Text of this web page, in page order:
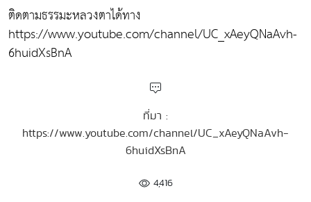
ติดตามธรรมะหลวงตาได้ทาง
https://www.youtube.com/channel/UC_xAeyQNaAvh-
6huidXsBnA
ที่มา :
https://www.youtube.com/channel/UC_xAeyQNaAvh-
6huidXsBnA
4,416